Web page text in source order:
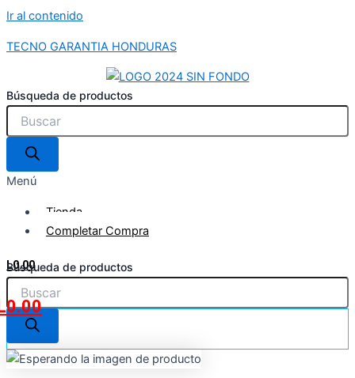
Ir al contenido
TECNO GARANTIA HONDURAS
Búsqueda de productos
Menú
Tienda
Completar Compra
L0.00
Búsqueda de productos
0.00